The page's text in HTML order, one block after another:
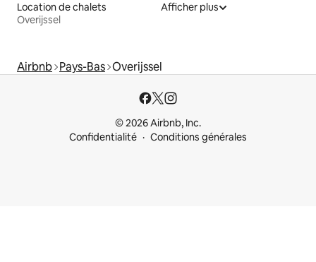
Location de chalets
Overijssel
Afficher plus
Airbnb Pays-Bas Overijssel
© 2026 Airbnb, Inc.
Confidentialité
Conditions générales